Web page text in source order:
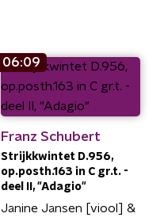
06:09
Franz Schubert
Strijkkwintet D.956,
op.posth.163 in C gr.t. -
deel II, "Adagio"
Janine Jansen [viool] &